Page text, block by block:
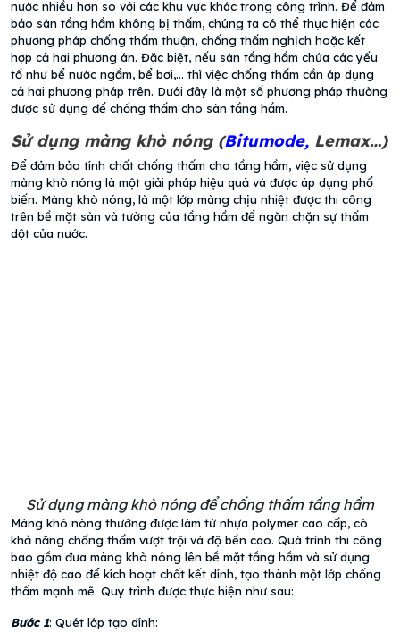
nước nhiều hơn so với các khu vực khác trong công trình. Để đảm
bảo sàn tầng hầm không bị thấm, chúng ta có thể thực hiện các
phương pháp chống thấm thuận, chống thấm nghịch hoặc kết
hợp cả hai phương án. Đặc biệt, nếu sàn tầng hầm chứa các yếu
tố như bể nước ngầm, bể bơi,… thì việc chống thấm cần áp dụng
cả hai phương pháp trên. Dưới đây là một số phương pháp thường
được sử dụng để chống thấm cho sàn tầng hầm.
Sử dụng màng khò nóng (Bitumode, Lemax…)
Để đảm bảo tính chất chống thấm cho tầng hầm, việc sử dụng
màng khò nóng là một giải pháp hiệu quả và được áp dụng phổ
biến. Màng khò nóng, là một lớp màng chịu nhiệt được thi công
trên bề mặt sàn và tường của tầng hầm để ngăn chặn sự thấm
dột của nước.
Sử dụng màng khò nóng để chống thấm tầng hầm
Màng khò nóng thường được làm từ nhựa polymer cao cấp, có
khả năng chống thấm vượt trội và độ bền cao. Quá trình thi công
bao gồm đưa màng khò nóng lên bề mặt tầng hầm và sử dụng
nhiệt độ cao để kích hoạt chất kết dính, tạo thành một lớp chống
thấm mạnh mẽ. Quy trình được thực hiện như sau:
Bước 1: Quét lớp tạo dính: